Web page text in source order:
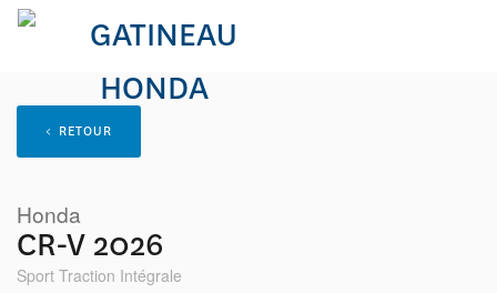
< RETOUR
Honda
CR-V 2026
Sport Traction Intégrale